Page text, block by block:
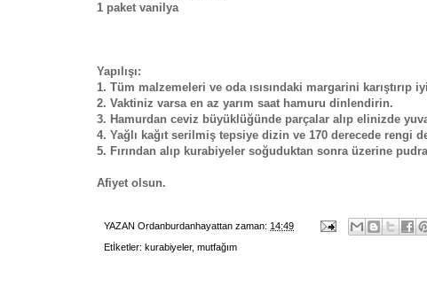
1 paket vanilya
Yapılışı:
1. Tüm malzemeleri ve oda ısısındaki margarini karıştırıp
2. Vaktiniz varsa en az yarım saat hamuru dinlendirin.
3. Hamurdan ceviz büyüklüğünde parçalar alıp elinizde
4. Yağlı kağıt serilmiş tepsiye dizin ve 170 derecede rengi
5. Fırından alıp kurabiyeler soğuduktan sonra üzerine
Afiyet olsun.
YAZAN Ordanburdanhayattan zaman: 14:49
Etİketler: kurabiyeler, mutfağım